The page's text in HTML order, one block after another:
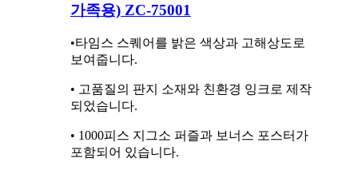
가족용) ZC-75001
•타임스 스퀘어를 밝은 색상과 고해상도로
보여줍니다.
• 고품질의 판지 소재와 친환경 잉크로 제작
되었습니다.
• 1000피스 지그소 퍼즐과 보너스 포스터가
포함되어 있습니다.